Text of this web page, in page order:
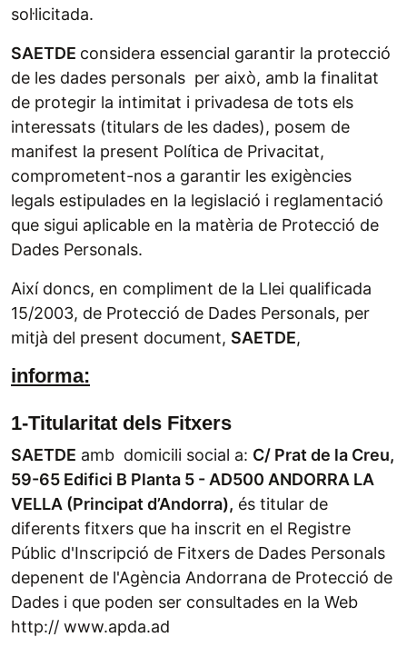
sol·licitada.
SAETDE considera essencial garantir la protecció
de les dades personals per això, amb la finalitat
de protegir la intimitat i privadesa de tots els
interessats (titulars de les dades), posem de
manifest la present Política de Privacitat,
comprometent-nos a garantir les exigències
legals estipulades en la legislació i reglamentació
que sigui aplicable en la matèria de Protecció de
Dades Personals.
Així doncs, en compliment de la Llei qualificada
15/2003, de Protecció de Dades Personals, per
mitjà del present document, SAETDE,
informa:
1-Titularitat dels Fitxers
SAETDE amb domicili social a: C/ Prat de la Creu,
59-65 Edifici B Planta 5 - AD500 ANDORRA LA
VELLA (Principat d’Andorra), és titular de
diferents fitxers que ha inscrit en el Registre
Públic d'Inscripció de Fitxers de Dades Personals
depenent de l'Agència Andorrana de Protecció de
Dades i que poden ser consultades en la Web
http:// www.apda.ad